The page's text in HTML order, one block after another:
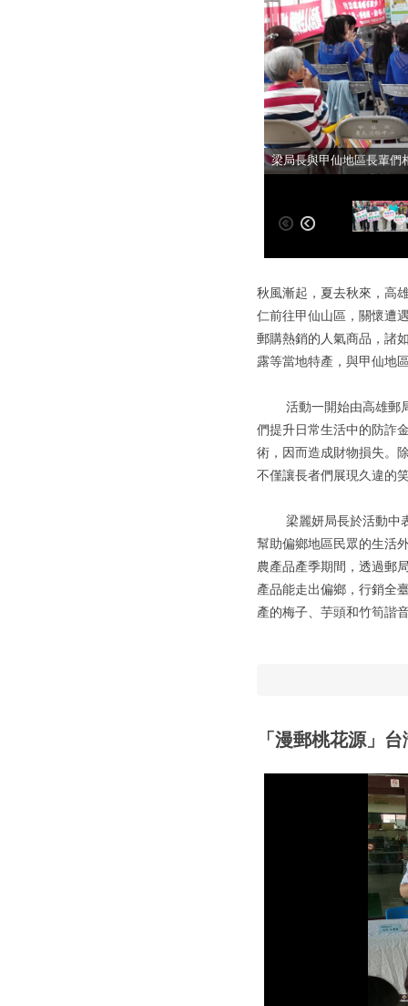
高雄郵局與甲仙區公所工
梁局長與甲仙地區長輩們
秋風漸起，夏去秋來，高
仁前往甲仙山區，關懷遭
郵購熱銷的人氣商品，諸
露等當地特產，與甲仙地
活動一開始由高雄郵局
們提升日常生活中的防詐
術，因而造成財物損失。
不僅讓長者們展現久違的
梁麗妍局長於活動中表
幫助偏鄉地區民眾的生活
農產品產季期間，透過郵
產品能走出偏鄉，行銷全
產的梅子、芋頭和竹筍諧
「漫郵桃花源」